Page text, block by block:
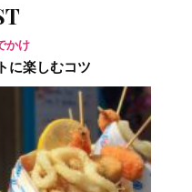
かけ
に楽しむコツ